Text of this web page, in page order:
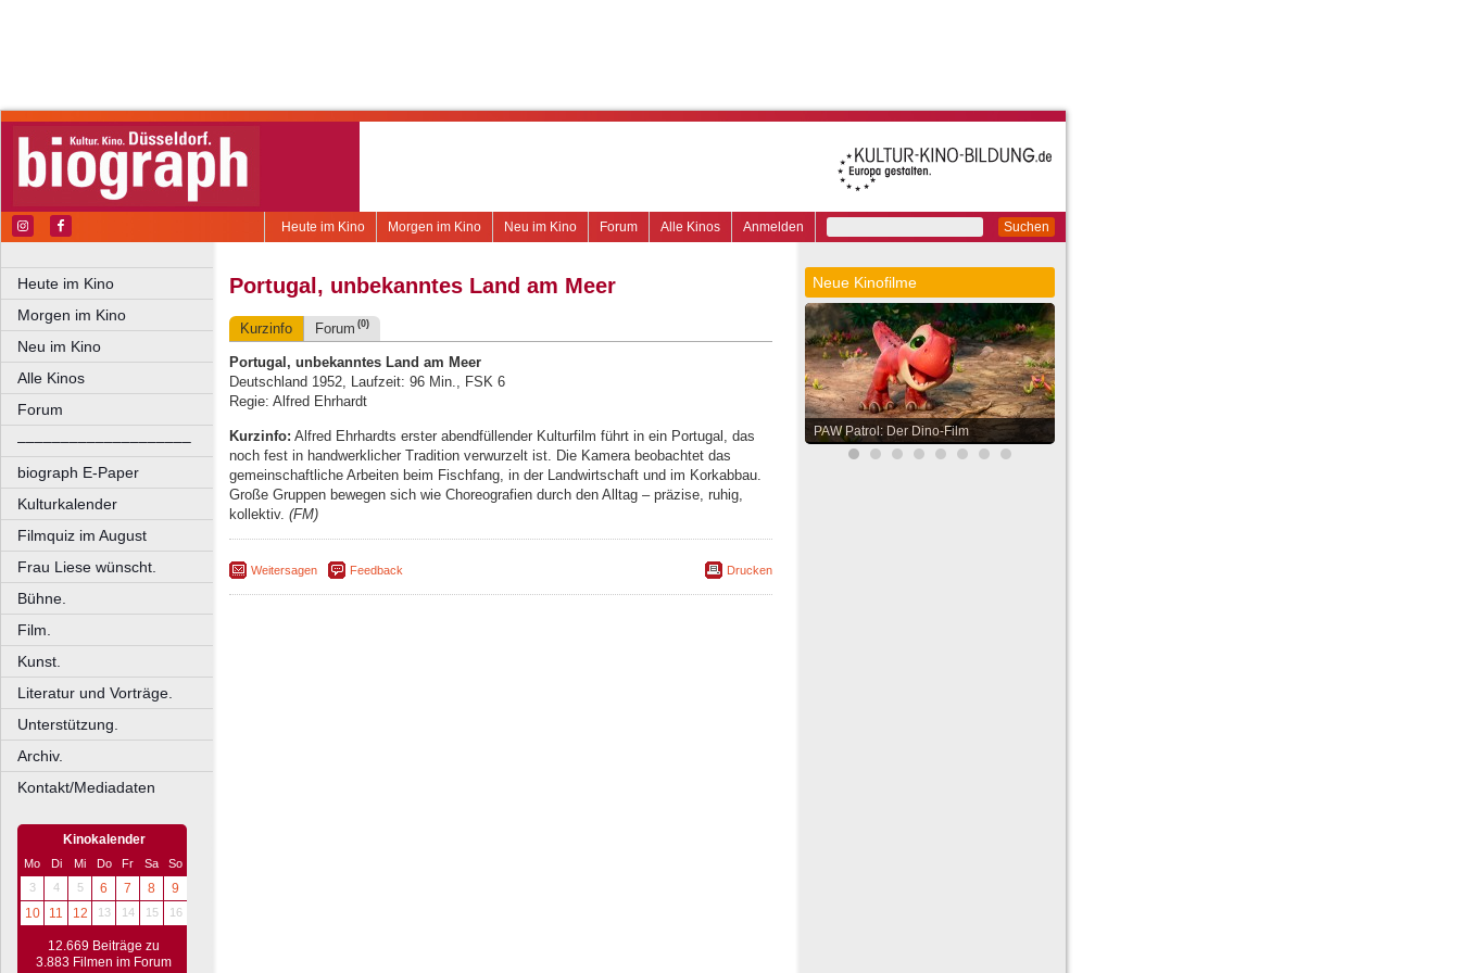
Suchen
Anmelden
Alle Kinos
Forum
Neu im Kino
Morgen im Kino
Heute im Kino
Heute im Kino
Morgen im Kino
Neu im Kino
Alle Kinos
Forum
––––––––––––––––––––
biograph E-Paper
Kulturkalender
Filmquiz im August
Frau Liese wünscht.
Bühne.
Film.
Kunst.
Literatur und Vorträge.
Unterstützung.
Archiv.
Kontakt/Mediadaten
Kinokalender
Mo Di Mi Do Fr Sa
So
3
4 5 6 7 8
9
10
11 12 13 14 15 16
12.669 Beiträge zu
3.883 Filmen im Forum
Portugal, unbekanntes Land am Meer
Kurzinfo Forum (0)
Portugal, unbekanntes Land am Meer
Deutschland 1952, Laufzeit: 96 Min., FSK 6
Regie: Alfred Ehrhardt
Kurzinfo: Alfred Ehrhardts erster abendfüllender Kul­tur­film führt in ein Portugal, das
noch fest in handwerklicher Tradition verwurzelt ist. Die Kamera beobachtet das
gemeinschaftliche Arbeiten beim Fischfang, in der Landwirt­schaft und im Korkabbau.
Große Gruppen bewegen sich wie Choreografien durch den Alltag – präzise, ruhig,
kollektiv. (FM)
Weitersagen Feedback Drucken
Neue Kinofilme
PAW Patrol: Der Dino-Film